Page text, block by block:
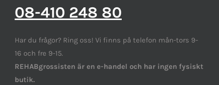
08-410 248 80
Har du frågor? Ring oss! Vi finns på telefon mån-tors 9-
16 och fre 9-15.
REHABgrossisten är en e-handel och har ingen fysiskt
butik.